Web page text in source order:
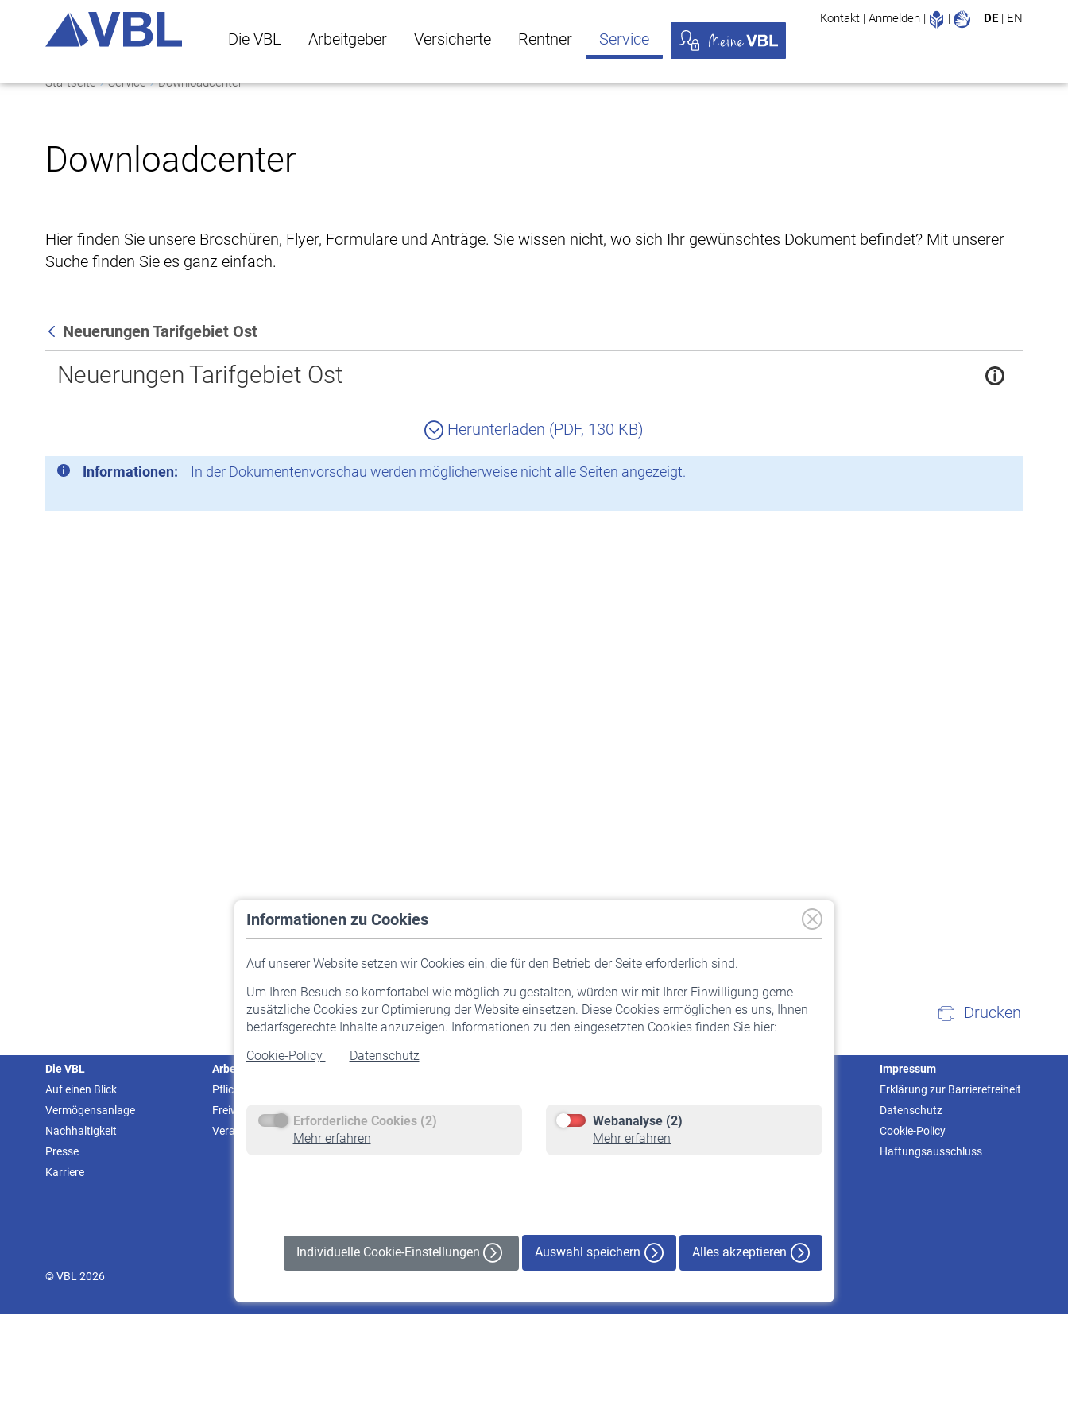
Die VBL Arbeitgeber Versicherte Rentner Service
Kontakt | Anmelden | Leichte Sprache
| DE | EN
Startseite Service Downloadcenter
Downloadcenter
Hier finden Sie unsere Broschüren, Flyer, Formulare und Anträge. Sie wissen nicht, wo sich Ihr gewünschtes Dokument befindet? Mit unserer
Suche finden Sie es ganz einfach.
Zurück
Neuerungen Tarifgebiet Ost
Neuerungen Tarifgebiet Ost
Herunterladen (PDF, 130 KB)
Informationen: In der Dokumentenvorschau werden möglicherweise nicht alle Seiten angezeigt.
Informationen zu Cookies
Auf unserer Website setzen wir Cookies ein, die für den Betrieb der Seite erforderlich sind.
Um Ihren Besuch so komfortabel wie möglich zu gestalten, würden wir mit Ihrer Einwilligung gerne
zusätzliche Cookies zur Optimierung der Website einsetzen. Diese Cookies ermöglichen es uns, Ihnen
bedarfsgerechte Inhalte anzuzeigen. Informationen zu den eingesetzten Cookies finden Sie hier:
Cookie-Policy
Datenschutz
Erforderliche Cookies (2)
Mehr erfahren
Webanalyse (2)
Mehr erfahren
Individuelle Cookie-Einstellungen Auswahl speichern Alles akzeptieren
Drucken
Die VBL
Auf einen Blick
Vermögensanlage
Nachhaltigkeit
Presse
Karriere
Arbeitgeber
Pflichtversicherung
Freiwillige Versicherung
Veranstaltungen
Staatliche Förderung
Rente beantragen
Rentenauszahlung
Impressum
Erklärung zur Barrierefreiheit
Datenschutz
Cookie-Policy
Haftungsausschluss
© VBL 2026